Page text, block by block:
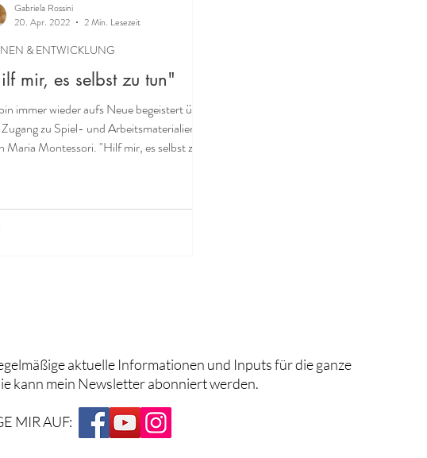
mir, es selbst zu tun"
immer wieder aufs Neue begeistert über
zu Spiel- und Arbeitsmaterialien
Maria Montessori. "Hilf mir, es selbst zu...
& ENTWICKLUNG
Gabriela Rossini
20. Apr. 2022
2 Min. Lesezeit
aktuelle Informationen und Inputs für die ganze
kann mein Newsletter abonniert werden.
MIR AUF: